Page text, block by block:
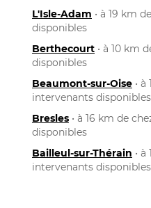
L'Isle-Adam • à 19 km
disponibles
Berthecourt • à 10 km
disponibles
Beaumont-sur-Oise •
intervenants disponibles
Bresles • à 16 km de
disponibles
Bailleul-sur-Thérain •
intervenants disponibles